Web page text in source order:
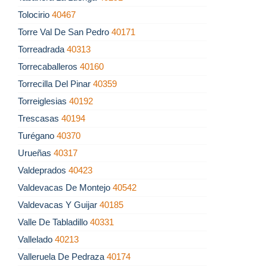
Tolocirio 40467
Torre Val De San Pedro 40171
Torreadrada 40313
Torrecaballeros 40160
Torrecilla Del Pinar 40359
Torreiglesias 40192
Trescasas 40194
Turégano 40370
Urueñas 40317
Valdeprados 40423
Valdevacas De Montejo 40542
Valdevacas Y Guijar 40185
Valle De Tabladillo 40331
Vallelado 40213
Valleruela De Pedraza 40174